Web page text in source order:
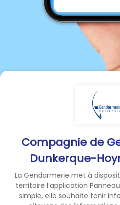
Compagnie de
Dunkerque-
La Gendarmerie met à
territoire l’application
simple, elle souhaite tenir